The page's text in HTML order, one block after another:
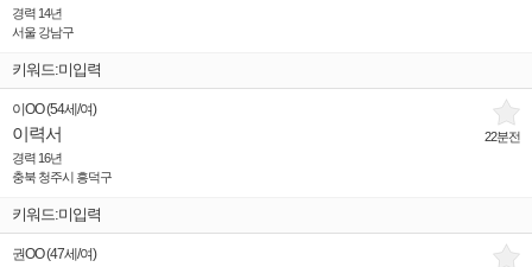
경력 14년
서울 강남구
키워드:미입력
22분전
이OO(54세 /여)
이력서
경력 16년
충북 청주시 흥덕구
키워드:미입력
권OO(47세 /여)